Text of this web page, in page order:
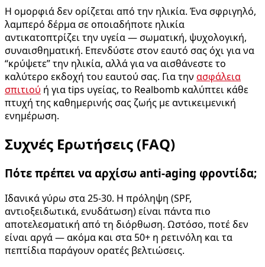
Η ομορφιά δεν ορίζεται από την ηλικία. Ένα σφριγηλό,
λαμπερό δέρμα σε οποιαδήποτε ηλικία
αντικατοπτρίζει την υγεία — σωματική, ψυχολογική,
συναισθηματική. Επενδύστε στον εαυτό σας όχι για να
“κρύψετε” την ηλικία, αλλά για να αισθάνεστε το
καλύτερο εκδοχή του εαυτού σας. Για την ασφάλεια
σπιτιού ή για tips υγείας, το Realbomb καλύπτει κάθε
πτυχή της καθημερινής σας ζωής με αντικειμενική
ενημέρωση.
Συχνές Ερωτήσεις (FAQ)
Πότε πρέπει να αρχίσω anti-aging φροντίδα;
Ιδανικά γύρω στα 25-30. Η πρόληψη (SPF,
αντιοξειδωτικά, ενυδάτωση) είναι πάντα πιο
αποτελεσματική από τη διόρθωση. Ωστόσο, ποτέ δεν
είναι αργά — ακόμα και στα 50+ η ρετινόλη και τα
πεπτίδια παράγουν ορατές βελτιώσεις.